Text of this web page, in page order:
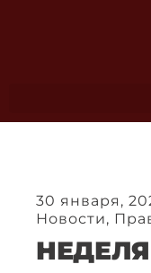
30 января,
Новости,
НЕДЕЛЯ